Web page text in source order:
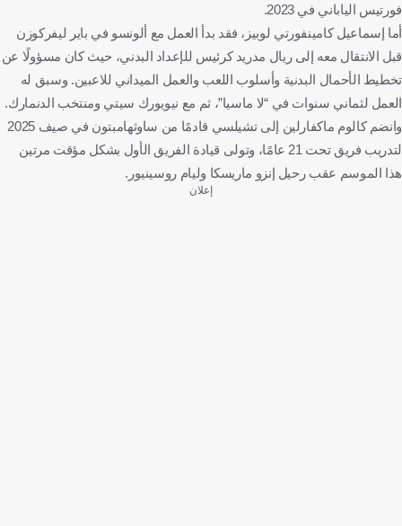
فورتيس الياباني في 2023.
أما إسماعيل كامينفورتي لوبيز، فقد بدأ العمل مع ألونسو في باير ليفركوزن
قبل الانتقال معه إلى ريال مدريد كرئيس للإعداد البدني، حيث كان مسؤولًا عن
تخطيط الأحمال البدنية وأسلوب اللعب والعمل الميداني للاعبين. وسبق له
العمل لثماني سنوات في “لا ماسيا”، ثم مع نيويورك سيتي ومنتخب الدنمارك.
وانضم كالوم ماكفارلين إلى تشيلسي قادمًا من ساوثهامبتون في صيف 2025
لتدريب فريق تحت 21 عامًا، وتولى قيادة الفريق الأول بشكل مؤقت مرتين
هذا الموسم عقب رحيل إنزو ماريسكا وليام روسينيور.
إعلان